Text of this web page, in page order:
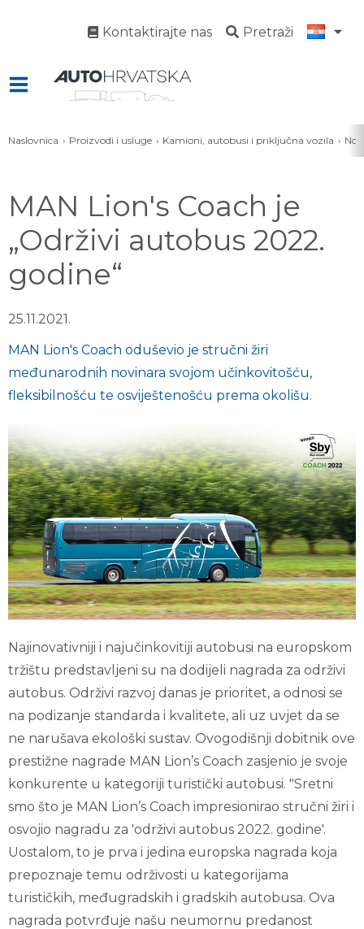
Kontaktirajte nas Pretraži
Naslovnica Proizvodi i usluge Kamioni, autobusi i priključna vozila
MAN Lion's Coach je
„Održivi autobus 2022.
godine“
25.11.2021.
MAN Lion's Coach oduševio je stručni žiri
međunarodnih novinara svojom učinkovitošću,
fleksibilnošću te osviještenošću prema okolišu.
Najinovativniji i najučinkovitiji autobusi na europskom
tržištu predstavljeni su na dodijeli nagrada za održivi
autobus. Održivi razvoj danas je prioritet, a odnosi se
na podizanje standarda i kvalitete, ali uz uvjet da se
ne narušava ekološki sustav. Ovogodišnji dobitnik ove
prestižne nagrade MAN Lion’s Coach zasjenio je svoje
konkurente u kategoriji turistički autobusi. "Sretni
smo što je MAN Lion’s Coach impresionirao stručni žiri i
osvojio nagradu za 'održivi autobus 2022. godine'.
Uostalom, to je prva i jedina europska nagrada koja
prepoznaje temu održivosti u kategorijama
turističkih, međugradskih i gradskih autobusa. Ova
nagrada potvrđuje našu neumornu predanost